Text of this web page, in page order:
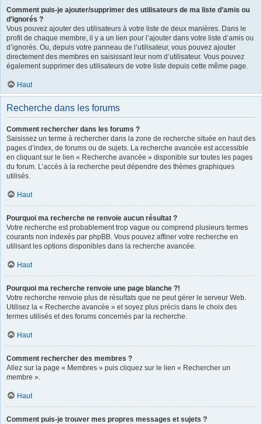
Comment puis-je ajouter/supprimer des utilisateurs de ma liste d’amis ou
d’ignorés ?
Vous pouvez ajouter des utilisateurs à votre liste de deux manières. Dans le
profil de chaque membre, il y a un lien pour l’ajouter dans votre liste d’amis ou
d’ignorés. Ou, depuis votre panneau de l’utilisateur, vous pouvez ajouter
directement des membres en saisissant leur nom d’utilisateur. Vous pouvez
également supprimer des utilisateurs de votre liste depuis cette même page.
Haut
Recherche dans les forums
Comment rechercher dans les forums ?
Saisissez un terme à rechercher dans la zone de recherche située en haut des
pages d’index, de forums ou de sujets. La recherche avancée est accessible
en cliquant sur le lien « Recherche avancée » disponible sur toutes les pages
du forum. L’accès à la recherche peut dépendre des thèmes graphiques
utilisés.
Haut
Pourquoi ma recherche ne renvoie aucun résultat ?
Votre recherche est probablement trop vague ou comprend plusieurs termes
courants non indexés par phpBB. Vous pouvez affiner votre recherche en
utilisant les options disponibles dans la recherche avancée.
Haut
Pourquoi ma recherche renvoie une page blanche ?!
Votre recherche renvoie plus de résultats que ne peut gérer le serveur Web.
Utilisez la « Recherche avancée » et soyez plus précis dans le choix des
termes utilisés et des forums concernés par la recherche.
Haut
Comment rechercher des membres ?
Allez sur la page « Membres » puis cliquez sur le lien « Rechercher un
membre ».
Haut
Comment puis-je trouver mes propres messages et sujets ?